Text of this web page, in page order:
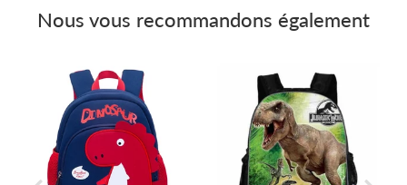
Nous vous recommandons également